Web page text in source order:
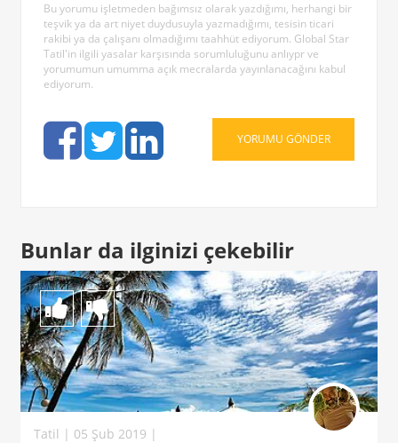
Bu yorumu işletmeden bağımsız olarak yazdığımı, herhangi bir
teşvik ya da art niyet duydusuyla yazmadığımı, tesisin ticari
rakibi ya da çalışanı olmadığımı taahhüt ediyorum. Global Star
Tatil'in ilgili yasalar karşısında sorumluluğunu anlıypr ve
yorumumun umumma açık mecralarda yayınlanacağını kabul
ediyorum.
Bunlar da ilginizi çekebilir
Tatil | 05 Şub 2019 |